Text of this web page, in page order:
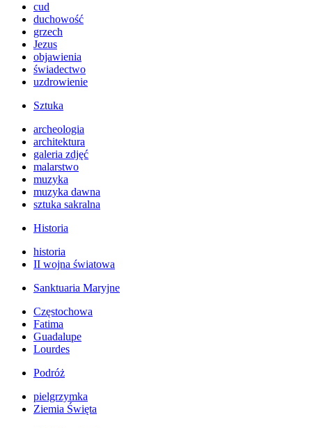
cud
duchowość
grzech
Jezus
objawienia
świadectwo
uzdrowienie
Sztuka
archeologia
architektura
galeria zdjęć
malarstwo
muzyka
muzyka dawna
sztuka sakralna
Historia
historia
II wojna światowa
Sanktuaria Maryjne
Częstochowa
Fatima
Guadalupe
Lourdes
Podróż
pielgrzymka
Ziemia Święta